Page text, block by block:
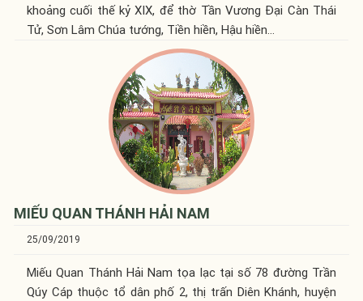
khoảng cuối thế kỷ XIX, để thờ Tần Vương Đại Càn Thái
Tử, Sơn Lâm Chúa tướng, Tiền hiền, Hậu hiền…
MIẾU QUAN THÁNH HẢI NAM
25/09/2019
Miếu Quan Thánh Hải Nam tọa lạc tại số 78 đường Trần
Qúy Cáp thuộc tổ dân phố 2, thị trấn Diên Khánh, huyện